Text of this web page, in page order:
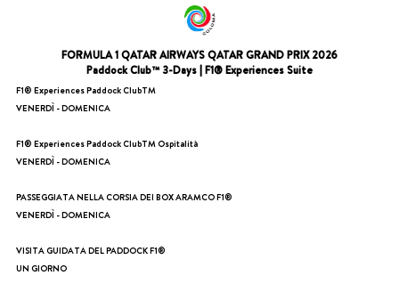
FORMULA 1 QATAR AIRWAYS QATAR GRAND PRIX 2026
Paddock Club™ 3-Days | F1® Experiences Suite
F1® Experiences Paddock ClubTM
VENERDÌ - DOMENICA
F1® Experiences Paddock ClubTM Ospitalità
VENERDÌ - DOMENICA
PASSEGGIATA NELLA CORSIA DEI BOX ARAMCO F1®
VENERDÌ - DOMENICA
VISITA GUIDATA DEL PADDOCK F1®
UN GIORNO